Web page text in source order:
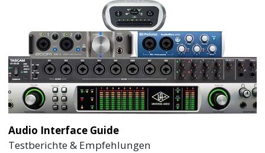
Audio Interface Guide
Testberichte & Empfehlungen